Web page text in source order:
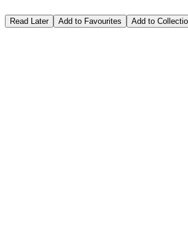
Read Later Add to Favourites Add to